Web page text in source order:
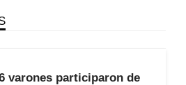
varones participaron de